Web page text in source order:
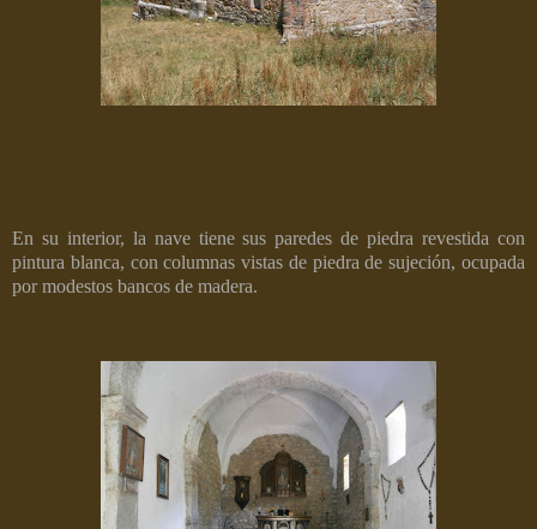
En su interior, la nave tiene sus paredes de piedra revestida con
pintura blanca, con columnas vistas de piedra de sujeción, ocupada
por modestos bancos de madera.